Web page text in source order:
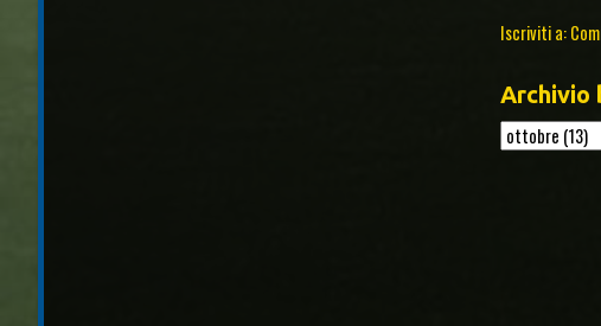
Iscriviti a:
Archivio